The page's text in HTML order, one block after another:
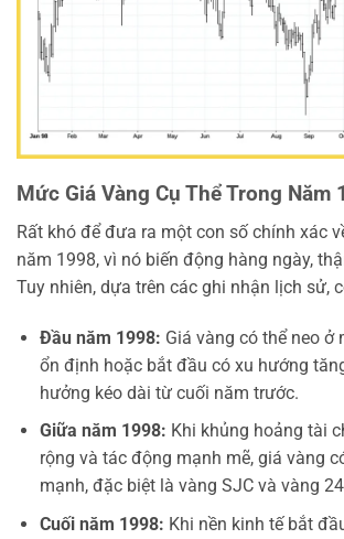
Mức Giá Vàng Cụ Thể Trong Năm
Rất khó để đưa ra một con số chính xác
năm 1998, vì nó biến động hàng ngày,
Tuy nhiên, dựa trên các ghi nhận lịch sử,
Đầu năm 1998: Giá vàng có thể neo
ổn định hoặc bắt đầu có xu hướng
hưởng kéo dài từ cuối năm trước.
Giữa năm 1998: Khi khủng hoảng tài
rộng và tác động mạnh mẽ, giá vàng
mạnh, đặc biệt là vàng SJC và vàng
Cuối năm 1998: Khi nền kinh tế bắt